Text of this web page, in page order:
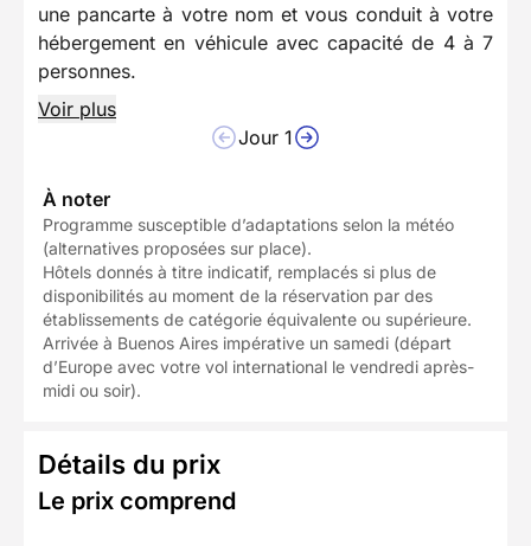
une pancarte à votre nom et vous conduit à votre
hébergement en véhicule avec capacité de 4 à 7
personnes.
Voir plus
Jour 1
À noter
Programme susceptible d’adaptations selon la météo
(alternatives proposées sur place).
Hôtels donnés à titre indicatif, remplacés si plus de
disponibilités au moment de la réservation par des
établissements de catégorie équivalente ou supérieure.
Arrivée à Buenos Aires impérative un samedi (départ
d’Europe avec votre vol international le vendredi après-
midi ou soir).
Détails du prix
Le prix comprend